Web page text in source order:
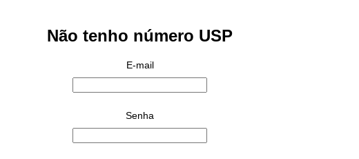
Não tenho número USP
E-mail
Senha